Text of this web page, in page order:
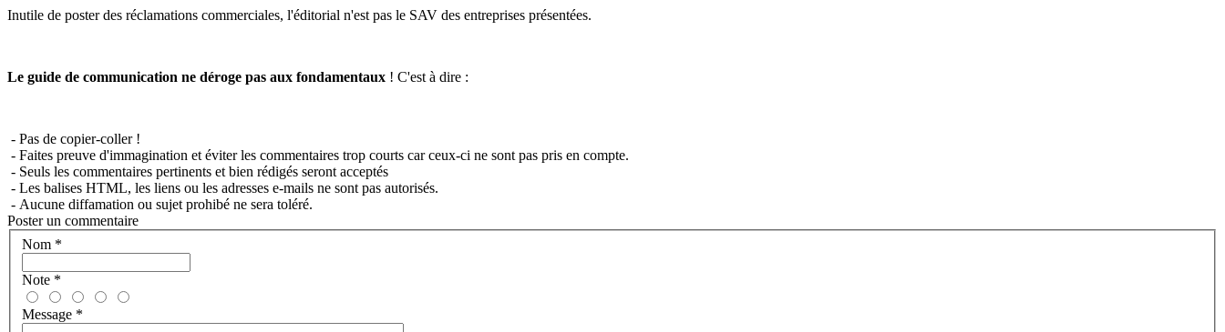
Inutile de poster des réclamations commerciales, l'éditorial n'est pas le SAV des entreprises présentées.
Le guide de communication ne déroge pas aux fondamentaux ! C'est à dire :
- Pas de copier-coller !
- Faites preuve d'immagination et éviter les commentaires trop courts car ceux-ci ne sont pas pris en compte.
- Seuls les commentaires pertinents et bien rédigés seront acceptés
- Les balises HTML, les liens ou les adresses e-mails ne sont pas autorisés.
- Aucune diffamation ou sujet prohibé ne sera toléré.
Poster un commentaire
Nom *
Note *
Message *